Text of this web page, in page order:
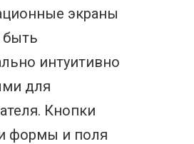
экраны
интуитивно
для
Кнопки
формы и поля